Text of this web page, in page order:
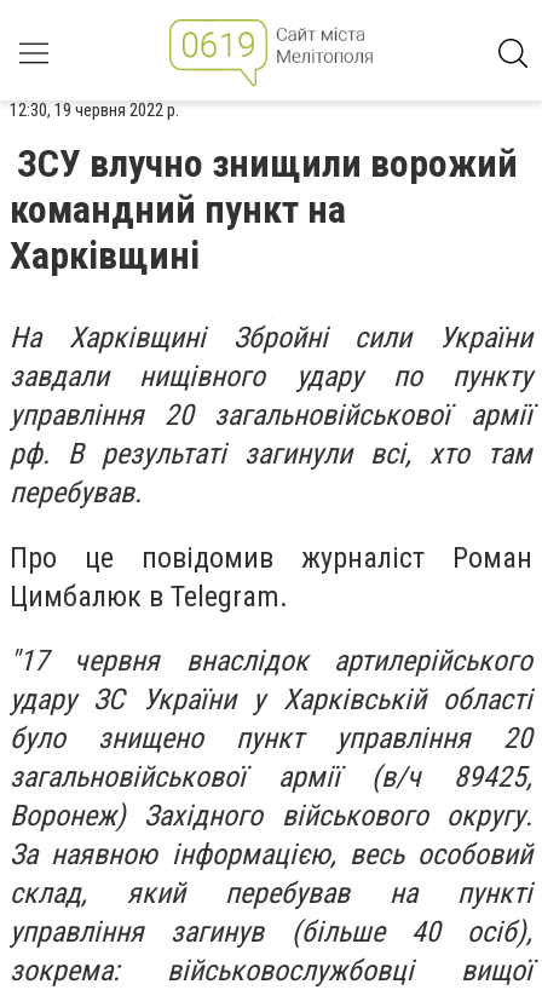
12:30, 19 червня 2022 р.
ЗСУ влучно знищили ворожий
командний пункт на
Харківщині
На Харківщині Збройні сили України
завдали нищівного удару по пункту
управління 20 загальновійськової армії
рф. В результаті загинули всі, хто там
перебував.
Про це повідомив журналіст Роман
Цимбалюк в Telegram.
"17 червня внаслідок артилерійського
удару ЗС України у Харківській області
було знищено пункт управління 20
загальновійськової армії (в/ч 89425,
Воронеж) Західного військового округу.
За наявною інформацією, весь особовий
склад, який перебував на пункті
управління загинув (більше 40 осіб),
зокрема: військовослужбовці вищої